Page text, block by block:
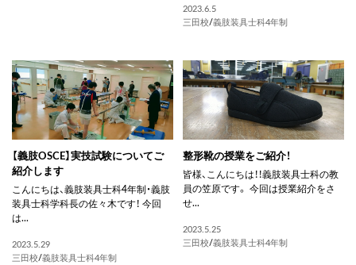
2023.6.5
三田校/義肢装具士科4年制
【義肢OSCE】実技試験についてご
紹介します
こんにちは、義肢装具士科4年制・義肢
装具士科学科長の佐々木です！ 今回
は...
2023.5.29
三田校/義肢装具士科4年制
整形靴の授業をご紹介！
皆様、こんにちは！！義肢装具士科の教
員の笠原です。 今回は授業紹介をさ
せ...
2023.5.25
三田校/義肢装具士科4年制